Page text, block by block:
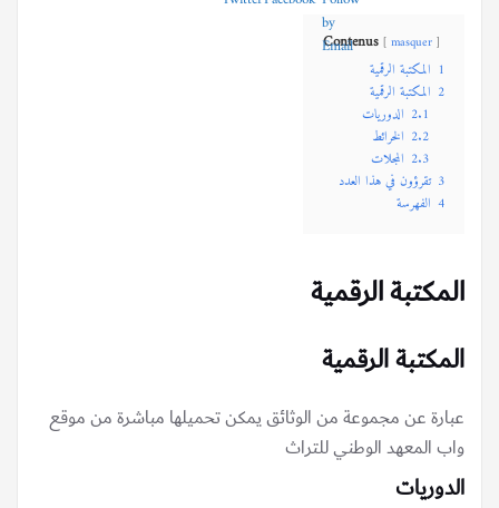
Contenus masquer
1 المكتبة الرقمية
2 المكتبة الرقمية
2.1 الدوريات
2.2 الخرائط
2.3 المجلات
3 تقرؤون في هذا العدد
4 الفهرسة
المكتبة الرقمية
المكتبة الرقمية
عبارة عن مجموعة من الوثائق يمكن تحميلها مباشرة من موقع
واب المعهد الوطني للتراث
الدوريات